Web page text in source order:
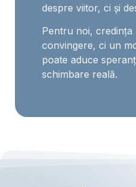
despre viitor, ci și
Pentru noi, credința
convingere, ci un
poate aduce
schimbare reală.